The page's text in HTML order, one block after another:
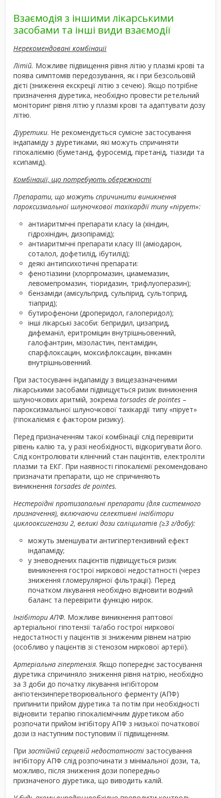
Взаємодія з іншими лікарськими
засобами та інші види взаємодії
Нерекомендовані комбінації
Літій. Можливе підвищення рівня літію у плазмі крові та
поява симптомів передозування, як і при безсольовій
дієті (зниження екскреції літію з сечею). Якщо потрібне
призначення діуретика, необхідно провести ретельний
моніторинг рівня літію у плазмі крові та адаптувати дозу
літію.
Діуретики. Не рекомендується сумісне застосування
індапаміду з діуретиками, які можуть спричиняти
гіпокаліємію (буметанід, фуросемід, піретанід, тіазиди та
ксипамід).
Комбінації, що потребують обережності
Препарати, що можуть спричинити виникнення
пароксизмальної шлуночкової тахікардії типу «пірует»:
антиаритмічні препарати класу Іа (хінідин,
гідрохінідин, дизопірамід);
антиаритмічні препарати класу ІІІ (аміодарон,
соталол, дофетилід, ібутилід);
деякі антипсихотичні препарати:
фенотіазини (хлорпромазин, циамемазин,
левомепромазин, тіоридазин, трифлуоперазин);
бензаміди (амісульприд, сульпірид, сультоприд,
тіаприд);
бутирофенони (дроперидол, галоперидол);
інші лікарські засоби: бепридил, цизаприд,
дифеманіл, еритроміцин внутрішньовенний,
галофантрин, мізоластин, пентамідин,
спарфлоксацин, моксифлоксацин, вінкамін
внутрішньовенний.
При застосуванні індапаміду з вищезазначеними
лікарськими засобами підвищується ризик виникнення
шлуночкових аритмій, зокрема torsades de pointes –
пароксизмальної шлуночкової тахікардії типу «пірует»
(гіпокаліємія є фактором ризику).
Перед призначенням такої комбінації слід перевірити
рівень калію та, у разі необхідності, відкоригувати його.
Слід контролювати клінічний стан пацієнтів, електроліти
плазми та ЕКГ. При наявності гіпокаліємії рекомендовано
призначати препарати, що не спричиняють
виникнення torsades de pointes.
Нестероїдні протизапальні препарати (для системного
призначення), включаючи селективні інгібітори
циклооксигенази 2, великі дози саліцилатів (≥3 г/добу):
можуть зменшувати антигіпертензивний ефект
індапаміду;
у зневоднених пацієнтів підвищується ризик
виникнення гострої ниркової недостатності (через
зниження гломерулярної фільтрації). Перед
початком лікування необхідно відновити водний
баланс та перевірити функцію нирок.
Інгібітори АПФ. Можливе виникнення раптової
артеріальної гіпотензії та/або гострої ниркової
недостатності у пацієнтів зі зниженим рівнем натрію
(особливо у пацієнтів зі стенозом ниркової артерії).
Артеріальна гіпертензія. Якщо попереднє застосування
діуретика спричиняло зниження рівня натрію, необхідно
за 3 доби до початку лікування інгібітором
ангіотензинперетворювального ферменту (АПФ)
припинити прийом діуретика та потім при необхідності
відновити терапію гіпокаліємічним діуретиком або
розпочати прийом інгібітору АПФ з низької початкової
дози із наступним поступовим її підвищенням.
При застійній серцевій недостатності застосування
інгібітору АПФ слід розпочинати з мінімальної дози, та,
можливо, після зниження дози попередньо
призначеного діуретика, що виводить калій.